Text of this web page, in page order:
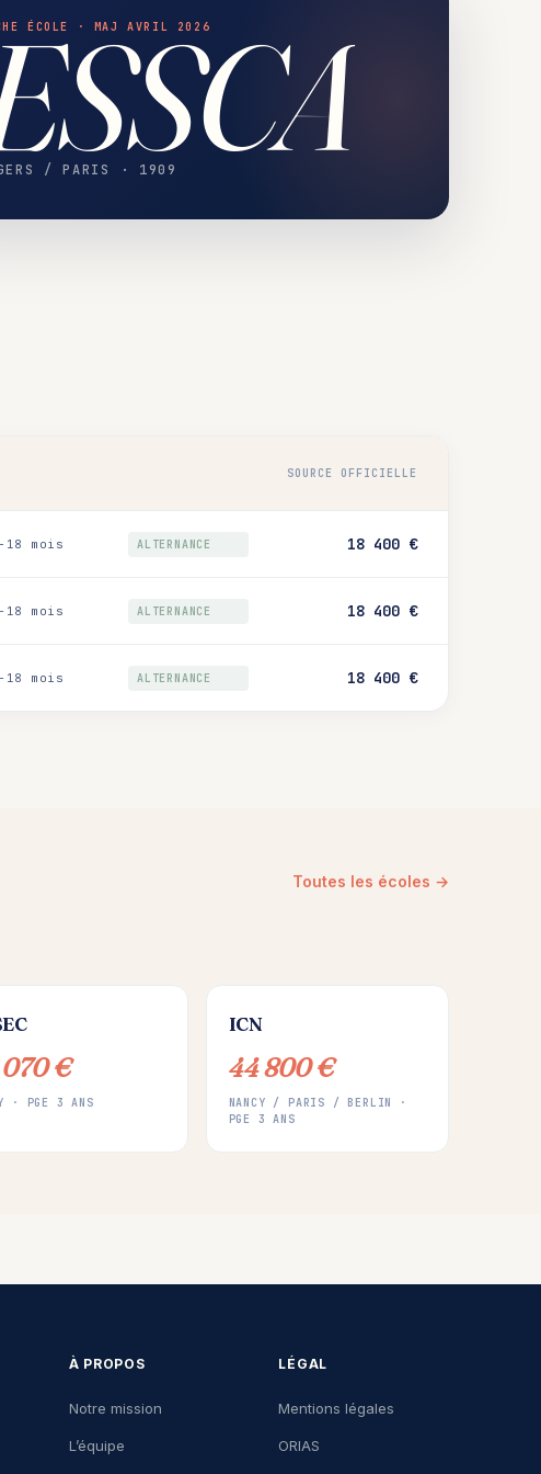
ÉCOLE · MAJ AVRIL 2026
/ PARIS · 1909
SOURCE OFFICIELLE
18 mois ALTERNANCE 18 400 €
18 mois ALTERNANCE 18 400 €
18 mois ALTERNANCE 18 400 €
Toutes les écoles →
€
· PGE 3 ANS
ICN
44 800 €
NANCY / PARIS / BERLIN ·
PGE 3 ANS
À PROPOS
Notre mission
L’équipe
LÉGAL
Mentions légales
ORIAS